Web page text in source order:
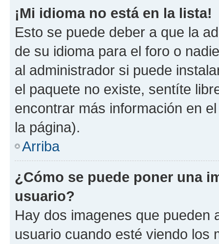
¡Mi idioma no está en la lista!
Esto se puede deber a que la
de su idioma para el foro o
al administrador si puede
el paquete no existe, sentíte
encontrar más información en
la página).
Arriba
¿Cómo se puede poner una
usuario?
Hay dos imagenes que pueden
usuario cuando esté viendo los